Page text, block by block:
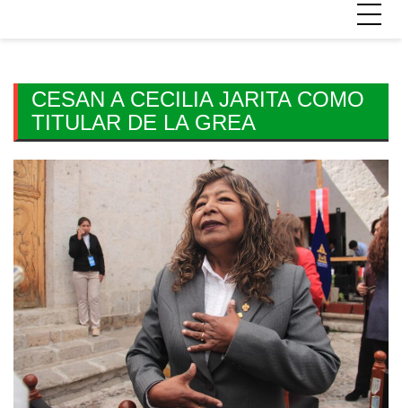
CESAN A CECILIA JARITA COMO
TITULAR DE LA GREA